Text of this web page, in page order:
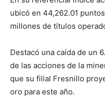
ubicó en 44,262.01
millones de títulos
Destacó una caída de un
de las acciones de la
que su filial Fresnillo
oro para este año.